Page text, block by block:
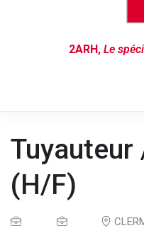
2ARH, Le
Tuyauteur
(H/F)